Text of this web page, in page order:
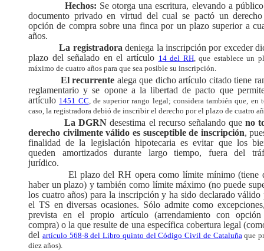
Hechos: Se otorga una escritura, elevando a
documento privado en virtud del cual se pactó un
opción de compra sobre una finca por un plazo superior a
años.
La registradoradeniega la inscripción por exceder
plazo del señalado en el artículo 14 del RH, que establece un
máximo de cuatro años para que sea posible su inscripción.
El recurrente alega que dicho artículo citado tiene
reglamentario y se opone a la libertad de pacto que
artículo 1451 CC, de superior rango legal; considera también que, en
caso, la registradora debió de inscribir el derecho por el plazo de cuatro
La DGRN desestima el recurso señalando que no
derecho civilmente válido es susceptible de inscripción,
finalidad de la legislación hipotecaria es evitar que los
queden amortizados durante largo tiempo, fuera del
jurídico.
El plazo del RH opera como límite mínimo (tiene
haber un plazo) y también como límite máximo (no puede
los cuatro años) para la inscripción y ha sido declarado válido
el TS en diversas ocasiones. Sólo admite como
prevista en el propio artículo (arrendamiento con
compra) o la que resulte de una específica cobertura legal
del artículo 568-8 del Libro quinto del Código Civil de Cataluñaque
diez años).